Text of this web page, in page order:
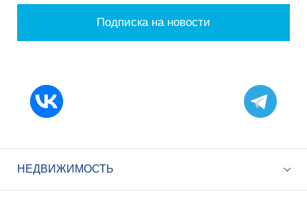
Подписка на новости
НЕДВИЖИМОСТЬ